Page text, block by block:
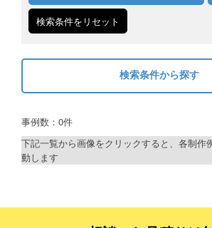
検索条件をリセット
検索条件から探す
制作プランで探す
事例数：0件
下記一覧から画像をクリックすると、各制作
動します